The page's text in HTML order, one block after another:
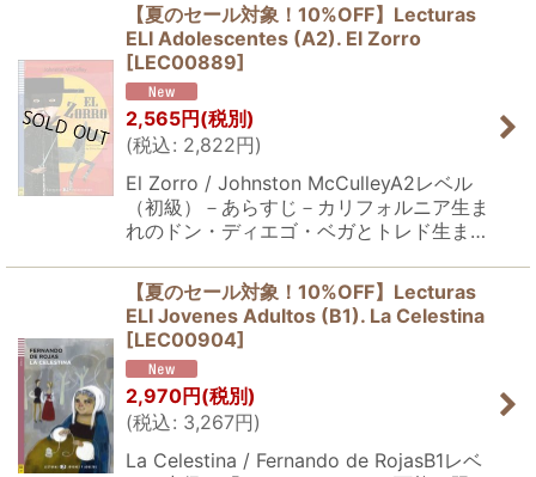
【夏のセール対象！10%OFF】Lecturas
ELI Adolescentes (A2). El Zorro
[LEC00889]
2,565円(税別)
(税込: 2,822円)
El Zorro / Johnston McCulleyA2レベル
（初級）－あらすじ－カリフォルニア生ま
れのドン・ディエゴ・ベガとトレド生ま…
【夏のセール対象！10%OFF】Lecturas
ELI Jovenes Adultos (B1). La Celestina
[LEC00904]
2,970円(税別)
(税込: 3,267円)
La Celestina / Fernando de RojasB1レベ